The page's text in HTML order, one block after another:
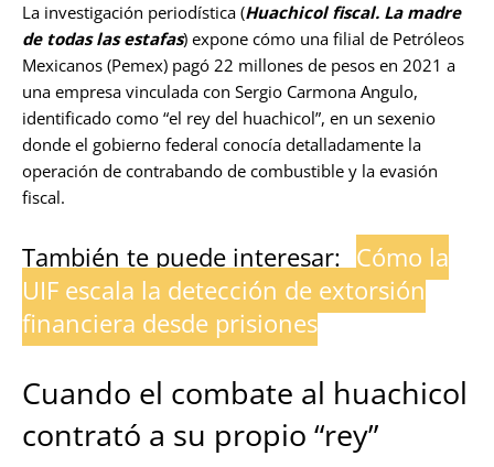
La investigación periodística (Huachicol fiscal. La madre
de todas las estafas) expone cómo una filial de Petróleos
Mexicanos (Pemex) pagó 22 millones de pesos en 2021 a
una empresa vinculada con Sergio Carmona Angulo,
identificado como “el rey del huachicol”, en un sexenio
donde el gobierno federal conocía detalladamente la
operación de contrabando de combustible y la evasión
fiscal.
También te puede interesar: Cómo la
UIF escala la detección de extorsión
financiera desde prisiones
Cuando el combate al huachicol
contrató a su propio “rey”